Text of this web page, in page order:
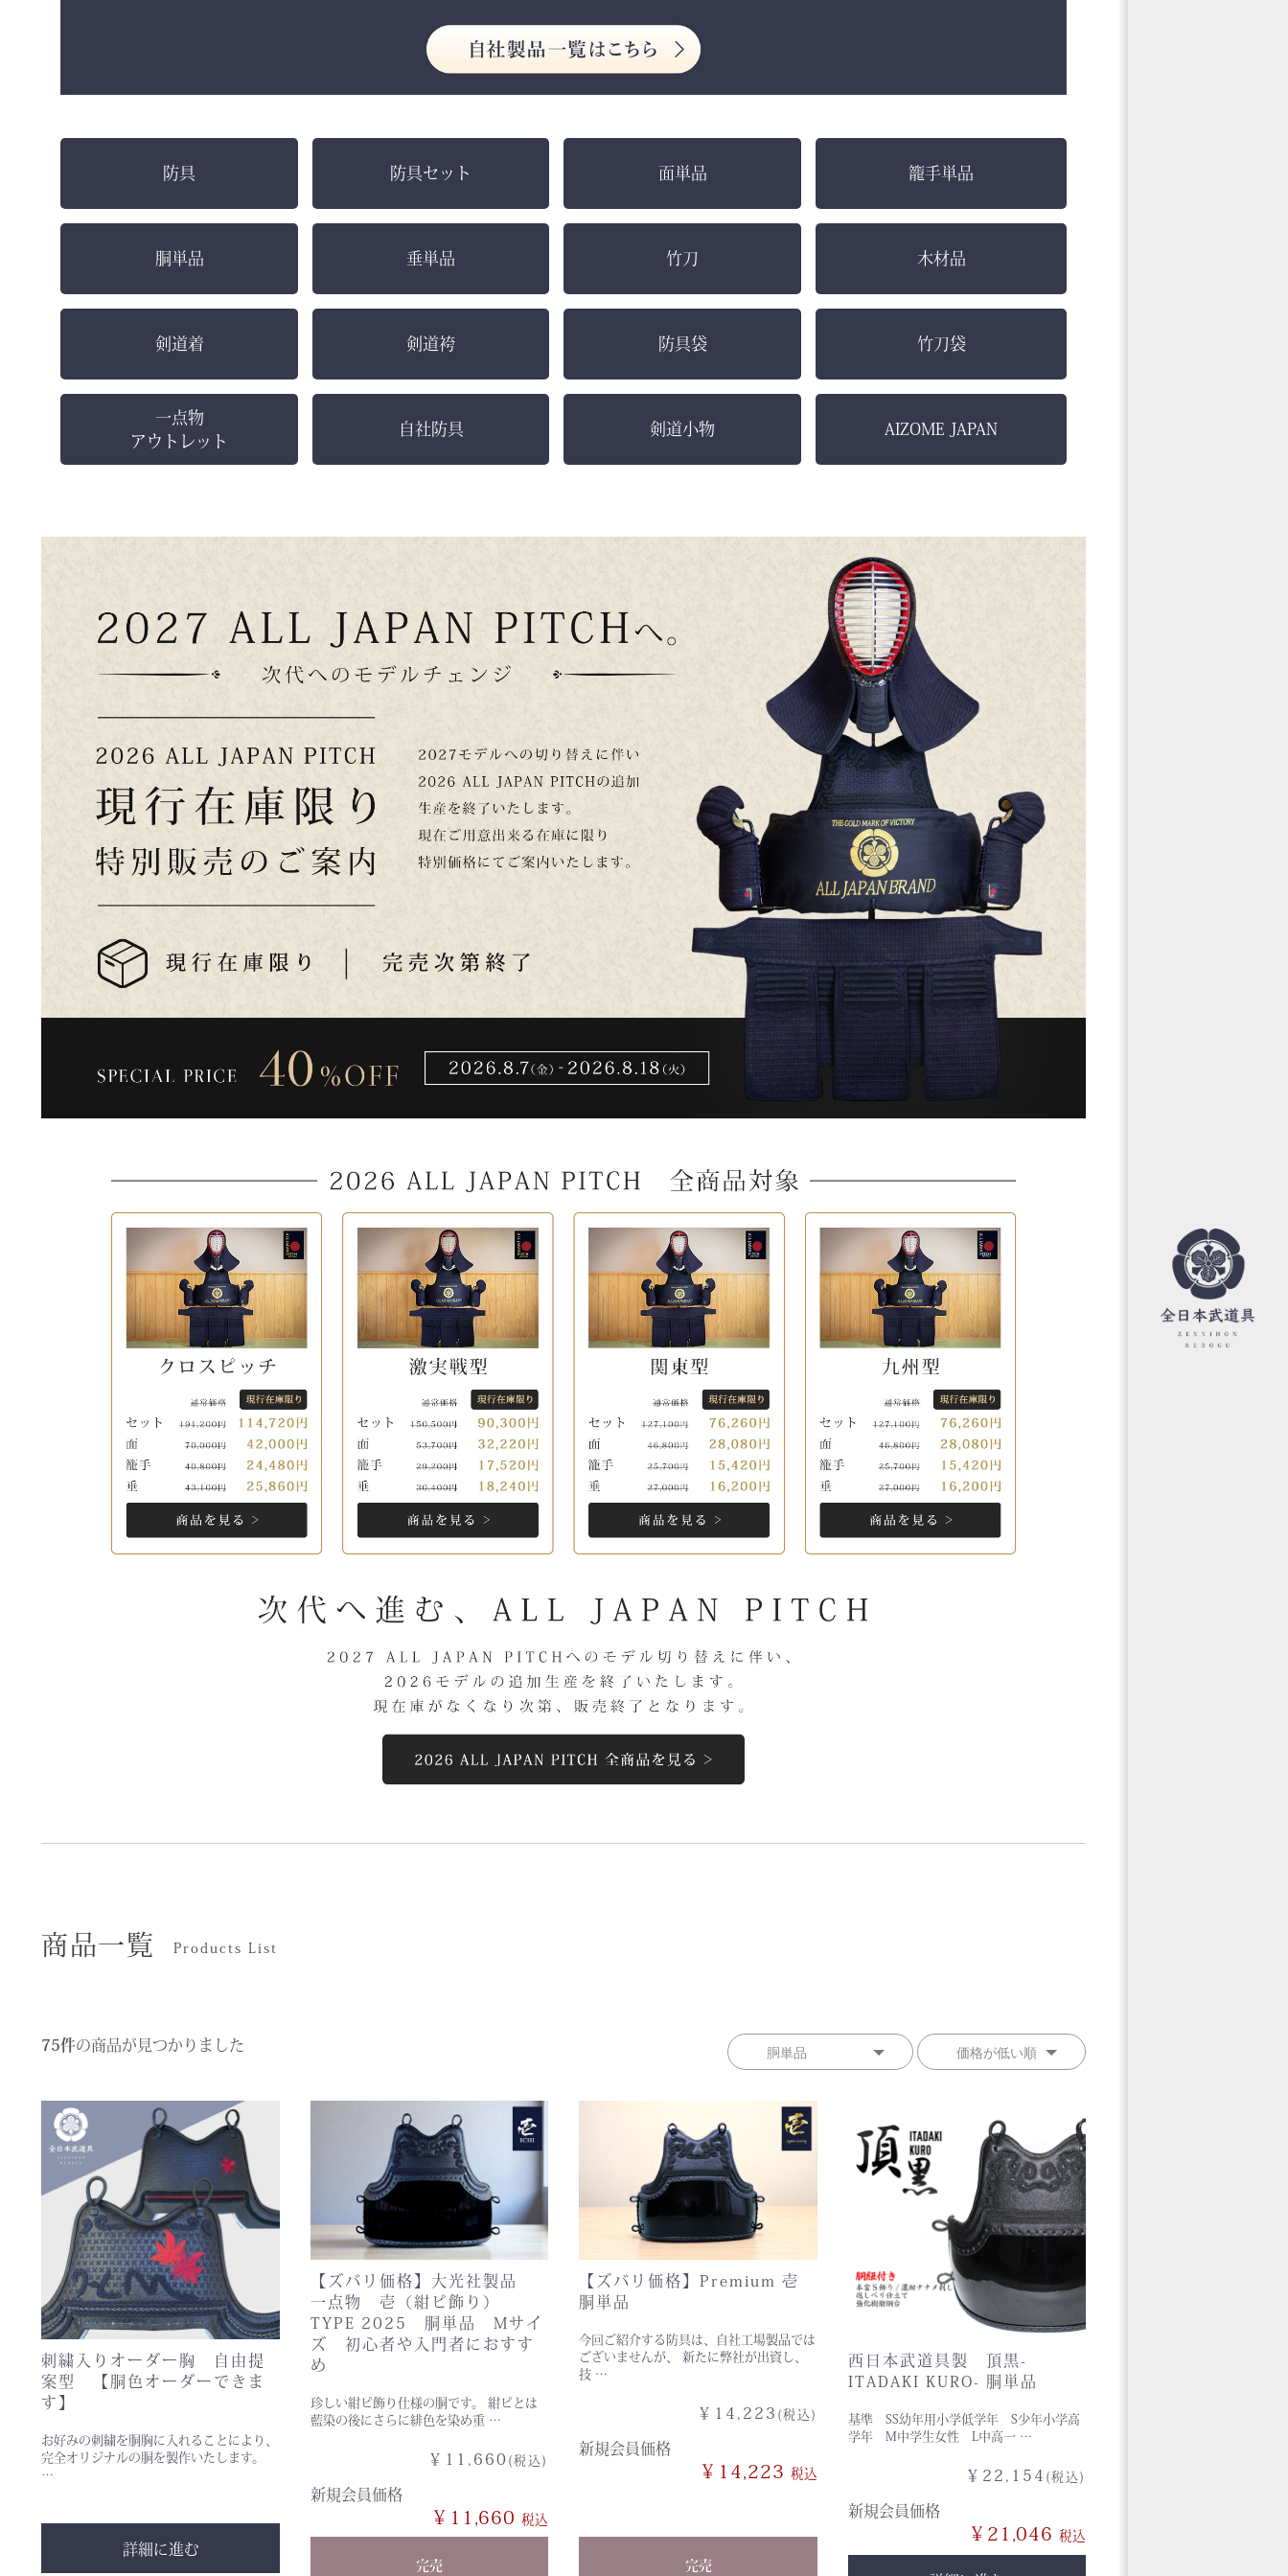
防具 防具セット 面単品 籠手単品
胴単品 垂単品 竹刀 木材品
剣道着 剣道袴 防具袋 竹刀袋
一点物
アウトレット
自社防具 剣道小物 AIZOME JAPAN
商品一覧 Products List
75件の商品が見つかりました
刺繍入りオーダー胸 自由提
案型 【胴色オーダーできま
す】
お好みの刺繍を胴胸に入れることにより、
完全オリジナルの胴を製作いたします。
…
詳細に進む
【ズバリ価格】大光社製品
一点物 壱（紺ピ飾り）
TYPE 2025 胴単品 Mサイ
ズ 初心者や入門者におすす
め
珍しい紺ピ飾り仕様の胴です。 紺ピとは
藍染の後にさらに緋色を染め重 …
￥11,660 (税込)
新規会員価格
￥11,660
完売
【ズバリ価格】Premium 壱
胴単品
今回ご紹介する防具は、自社工場製品では
ございませんが、 新たに弊社が出資し、
技 …
￥14,223 (税込)
新規会員価格
￥14,223
完売
西日本武道具製 頂黒-
ITADAKI KURO- 胴単品
基準 SS幼年用小学低学年 S少年小学高
学年 M中学生女性 L中高一 …
￥22,154 (税込)
新規会員価格
￥21,046